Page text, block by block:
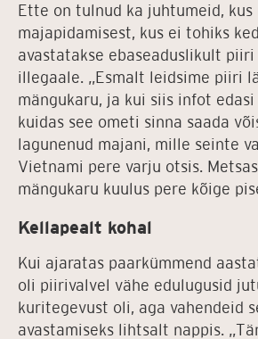
Ette on tulnud ka juhtumeid, kus
majapidamisest, kus ei tohiks
avastatakse ebaseaduslikult
illegaale. „Esmalt leidsime piiri
mängukaru, ja kui siis infot edasi
kuidas see ometi sinna saada
lagunenud majani, mille seinte
Vietnami pere varju otsis.
mängukaru kuulus pere kõige
Kellapealt kohal
Kui ajaratas paarkümmend
oli piirivalvel vähe edulugusid
kuritegevust oli, aga vahendeid
avastamiseks lihtsalt nappis.